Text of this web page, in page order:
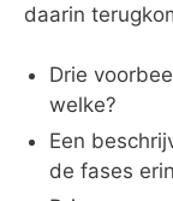
daarin
Drie
welke?
Een
de fases